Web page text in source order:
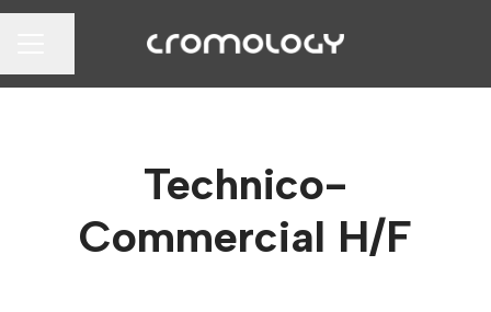
Partager la page
Technico-
Commercial H/F